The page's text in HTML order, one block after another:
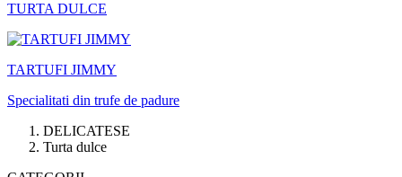
TURTA DULCE
TARTUFI JIMMY
Specialitati din trufe de padure
DELICATESE
Turta dulce